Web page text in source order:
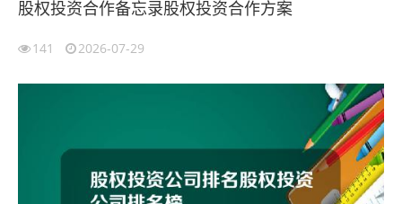
股权投资合作备忘录股权投资合作方案
141 2026-07-29